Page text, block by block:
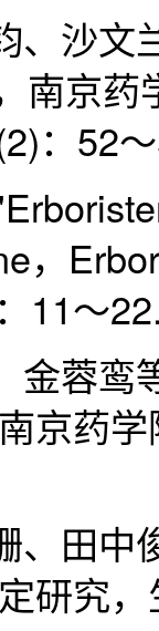
、沙文
南京
：52
，
11～
金蓉鸾
京药
、田中
研究